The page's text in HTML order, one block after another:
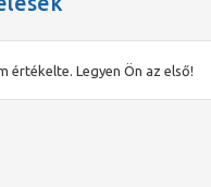
értékelte. Legyen Ön az első!